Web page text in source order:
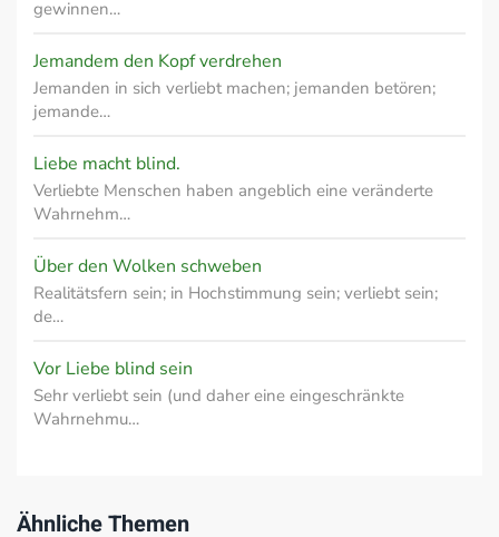
gewinnen…
Jemandem den Kopf verdrehen
Jemanden in sich verliebt machen; jemanden betören;
jemande…
Liebe macht blind.
Verliebte Menschen haben angeblich eine veränderte
Wahrnehm…
Über den Wolken schweben
Realitätsfern sein; in Hochstimmung sein; verliebt sein;
de…
Vor Liebe blind sein
Sehr verliebt sein (und daher eine eingeschränkte
Wahrnehmu…
Ähnliche Themen